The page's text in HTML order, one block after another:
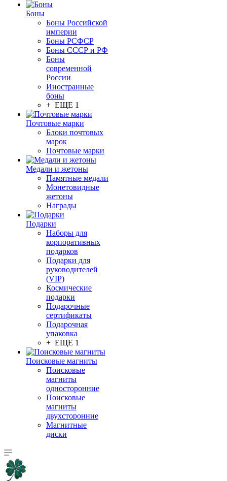
Боны
Боны Российской
империи
Боны РСФСР
Боны СССР и РФ
Боны
современной
России
Иностранные
боны
+ ЕЩЕ 1
Почтовые марки
Блоки почтовых
марок
Почтовые марки
Медали и жетоны
Памятные медали
Монетовидные
жетоны
Награды
Подарки
Наборы для
корпоративных
подарков
Подарки для
руководителей
(VIP)
Космические
подарки
Подарочные
сертификаты
Подарочная
упаковка
+ ЕЩЕ 1
Поисковые магниты
Поисковые
магниты
односторонние
Поисковые
магниты
двухсторонние
Магнитные
диски